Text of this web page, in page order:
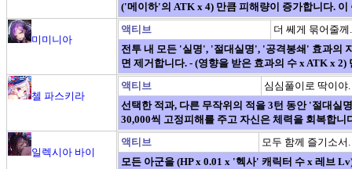
('메이하'의 ATK x 4) 만큼 피해량이 증가합니다.
미미니아
액티브
더 쎄게 묶어줄께.
전투 내 모든 '실명', '절대실명', '공격봉쇄' 효과의
면 제거합니다. - (영향을 받은 효과의 수 x ATK x
첼 파스키라
액티브
심심풀이로 딱이야.
선택한 적과, 다른 무작위의 적을 3턴 동안 '절대실
30,000씩 고정피해를 주고 자신은 체력을 회복합니
일렉시아 바이
액티브
모두 함께 즐기소서.
모든 아군을 (HP x 0.01 x '헥사' 캐릭터 수 x 레브